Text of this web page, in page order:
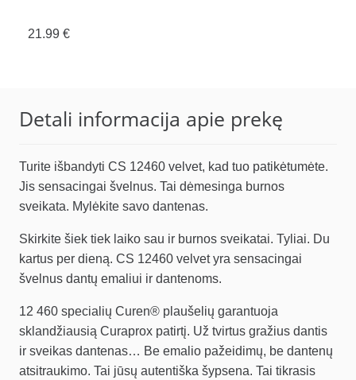
21.99 €
Detali informacija apie prekę
Turite išbandyti CS 12460 velvet, kad tuo patikėtumėte.
Jis sensacingai švelnus. Tai dėmesinga burnos
sveikata. Mylėkite savo dantenas.
Skirkite šiek tiek laiko sau ir burnos sveikatai. Tyliai. Du
kartus per dieną. CS 12460 velvet yra sensacingai
švelnus dantų emaliui ir dantenoms.
12 460 specialių Curen® plaušelių garantuoja
sklandžiausią Curaprox patirtį. Už tvirtus gražius dantis
ir sveikas dantenas… Be emalio pažeidimų, be dantenų
atsitraukimo. Tai jūsų autentiška šypsena. Tai tikrasis